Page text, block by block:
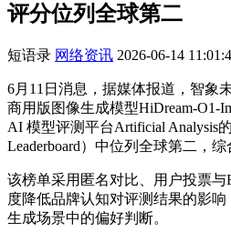
评分位列全球第二
短语录 网络资讯 2026-06-14
6月11日消息，据媒体报道，智象
商用版图像生成模型HiDream-O1-
AI 模型评测平台Artificial Analysis
Leaderboard）中位列全球第二，综
该榜单采用匿名对比、用户投票
度降低品牌认知对评测结果的影
生成场景中的偏好判断。